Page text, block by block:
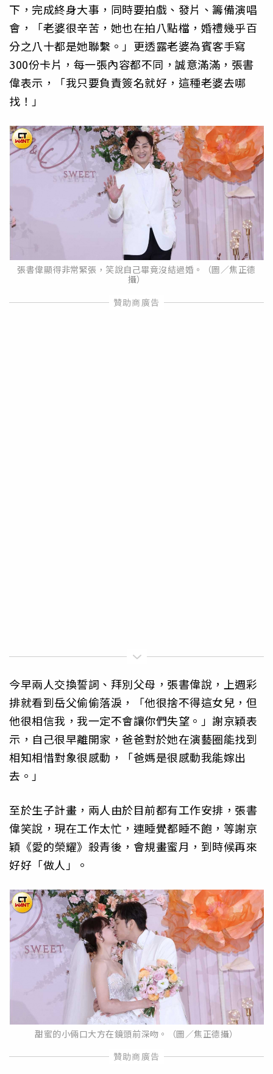
下，完成終身大事，同時要拍戲、發片、籌備演唱
會，「老婆很辛苦，她也在拍八點檔，婚禮幾乎百
分之八十都是她聯繫。」更透露老婆為賓客手寫
300份卡片，每一張內容都不同，誠意滿滿，張書
偉表示，「我只要負責簽名就好，這種老婆去哪
找！」
張書偉顯得非常緊張，笑說自己畢竟沒結過婚。（圖／焦正德
攝）
今早兩人交換誓詞、拜別父母，張書偉說，上週彩
排就看到岳父偷偷落淚，「他很捨不得這女兒，但
他很相信我，我一定不會讓你們失望。」謝京穎表
示，自己很早離開家，爸爸對於她在演藝圈能找到
相知相惜對象很感動，「爸媽是很感動我能嫁出
去。」
至於生子計畫，兩人由於目前都有工作安排，張書
偉笑說，現在工作太忙，連睡覺都睡不飽，等謝京
穎《愛的榮耀》殺青後，會規畫蜜月，到時候再來
好好「做人」。
甜蜜的小倆口大方在鏡頭前深吻。（圖／焦正德攝）